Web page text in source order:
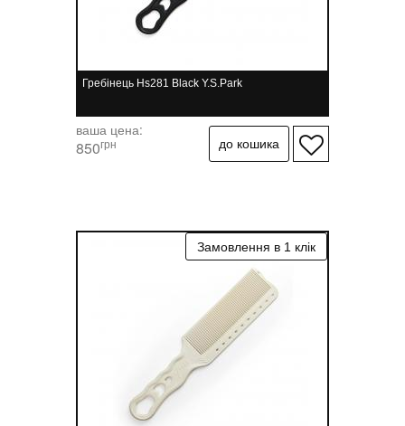
Гребінець Hs281 Black Y.S.Park
ваша цена:
850грн